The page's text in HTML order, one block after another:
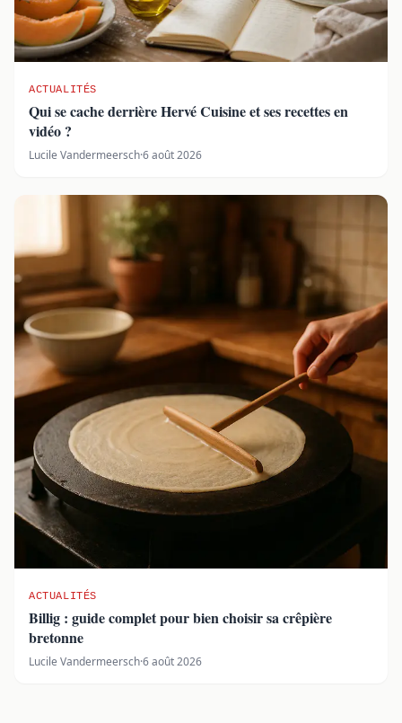
ACTUALITÉS
Qui se cache derrière Hervé Cuisine et ses recettes en
vidéo ?
Lucile Vandermeersch·6 août 2026
ACTUALITÉS
Billig : guide complet pour bien choisir sa crêpière
bretonne
Lucile Vandermeersch·6 août 2026